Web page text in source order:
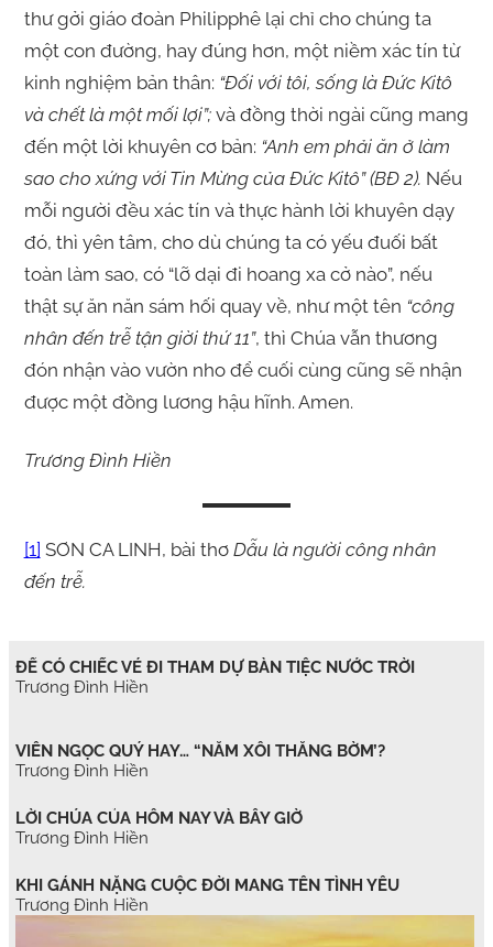
thư gởi giáo đoàn Philipphê lại chỉ cho chúng ta
một con đường, hay đúng hơn, một niềm xác tín từ
kinh nghiệm bản thân: “Đối với tôi, sống là Đức Kitô
và chết là một mối lợi”; và đồng thời ngài cũng mang
đến một lời khuyên cơ bản: “Anh em phải ăn ở làm
sao cho xứng với Tin Mừng của Đức Kitô” (BĐ 2). Nếu
mỗi người đều xác tín và thực hành lời khuyên dạy
đó, thì yên tâm, cho dù chúng ta có yếu đuối bất
toàn làm sao, có “lỡ dại đi hoang xa cở nào”, nếu
thật sự ăn năn sám hối quay về, như một tên “công
nhân đến trễ tận giời thứ 11”, thì Chúa vẫn thương
đón nhận vào vườn nho để cuối cùng cũng sẽ nhận
được một đồng lương hậu hĩnh. Amen.
Trương Đình Hiền
[1] SƠN CA LINH, bài thơ Dẫu là người công nhân
đến trễ.
ĐỂ CÓ CHIẾC VÉ ĐI THAM DỰ BÀN TIỆC NƯỚC TRỜI
Trương Đình Hiền
VIÊN NGỌC QUÝ HAY… “NẮM XÔI THẰNG BỜM’?
Trương Đình Hiền
LỜI CHÚA CỦA HÔM NAY VÀ BÂY GIỜ
Trương Đình Hiền
KHI GÁNH NẶNG CUỘC ĐỜI MANG TÊN TÌNH YÊU
Trương Đình Hiền